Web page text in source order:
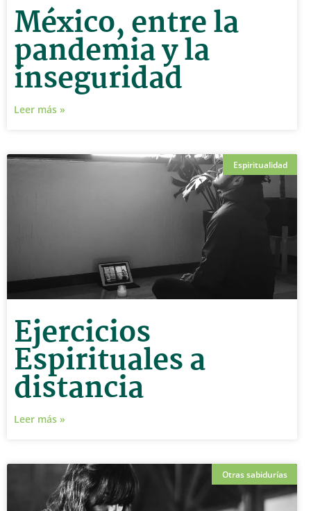
México, entre la
pandemia y la
inseguridad
Leer más »
Espiritualidad
Ejercicios
Espirituales a
distancia
Leer más »
Otras sabidurías